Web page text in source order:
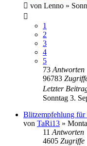
von Lenno »
1
2
3
4
5
73 Antworten
96783
Letzter
Sonntag 3.
Blitzempfehlung für
von TaRi13 »
11 Antworten
4605 Zugriffe